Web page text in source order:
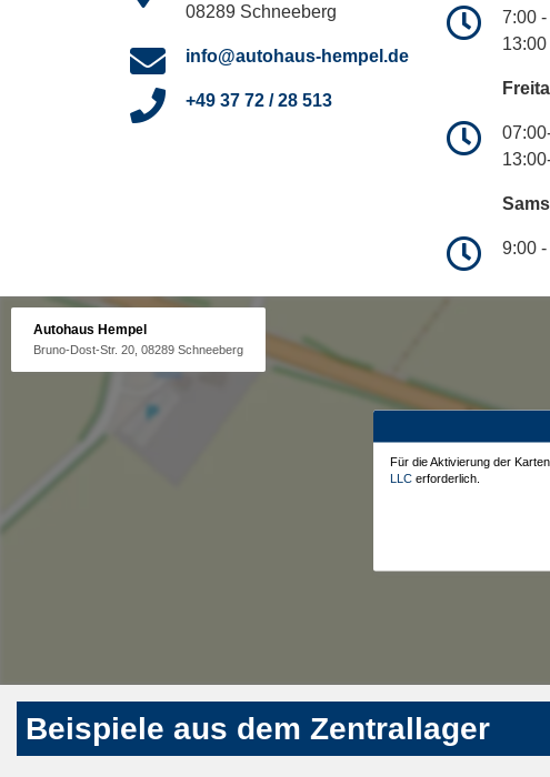
08289 Schneeberg
info@autohaus-hempel.de
+49 37 72 / 28 513
7:00
9:00
Autohaus Hempel
Bruno-Dost-Str. 20, 08289 Schneeberg
Für die Aktivierung der
LLC erforderlich.
Beispiele aus dem Zentrallager